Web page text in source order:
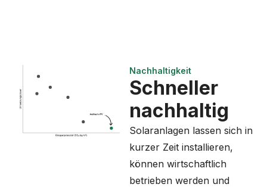
Nachhaltigkeit
Schneller
nachhaltig
Solaranlagen lassen sich in
kurzer Zeit installieren,
können wirtschaftlich
betrieben werden und